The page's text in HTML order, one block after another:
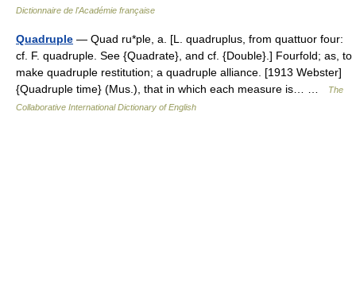
Dictionnaire de l'Académie française
Quadruple — Quad ru*ple, a. [L. quadruplus, from quattuor four:
cf. F. quadruple. See {Quadrate}, and cf. {Double}.] Fourfold; as, to
make quadruple restitution; a quadruple alliance. [1913 Webster]
{Quadruple time} (Mus.), that in which each measure is… …
The
Collaborative International Dictionary of English